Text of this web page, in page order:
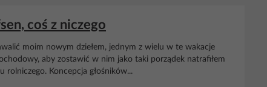
coś z niczego
moim nowym dziełem, jednym z wielu w te wakacje
aby zostawić w nim jako taki porządek natrafiłem
rolniczego. Koncepcja głośników...